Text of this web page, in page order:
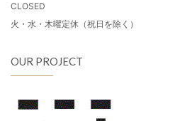
CLOSED
火・水・木曜定休（祝日を除く）
OUR PROJECT